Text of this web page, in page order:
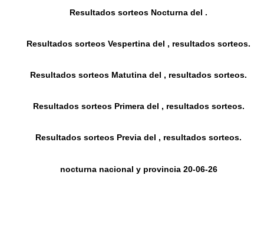
Resultados sorteos Nocturna del .
Resultados sorteos Vespertina del , resultados sorteos.
Resultados sorteos Matutina del , resultados sorteos.
Resultados sorteos Primera del , resultados sorteos.
Resultados sorteos Previa del , resultados sorteos.
nocturna nacional y provincia 20-06-26